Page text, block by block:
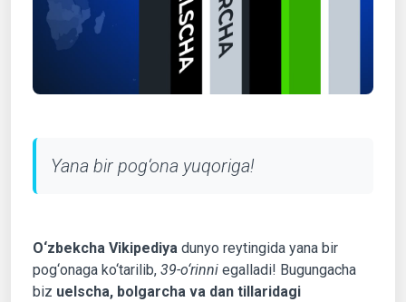
Yana bir pog‘ona yuqoriga!
O‘zbekcha Vikipediya dunyo reytingida yana bir
pog‘onaga ko‘tarilib, 39-o‘rinni egalladi! Bugungacha
biz uelscha, bolgarcha va dan tillaridagi